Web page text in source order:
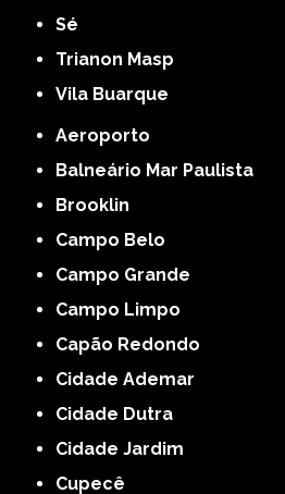
Sé
Trianon Masp
Vila Buarque
Aeroporto
Balneário Mar Paulista
Brooklin
Campo Belo
Campo Grande
Campo Limpo
Capão Redondo
Cidade Ademar
Cidade Dutra
Cidade Jardim
Cupecê